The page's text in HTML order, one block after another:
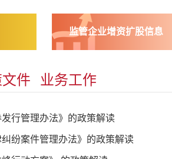
监管企业增资扩股信息
件 业务工作
行管理办法》的政策解读
纷案件管理办法》的政策解读